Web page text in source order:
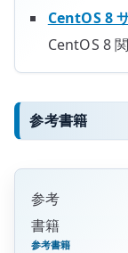
CentOS 8
CentOS 8
参考書籍
参考
書籍
参考書籍